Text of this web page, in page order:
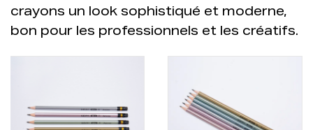
crayons un look sophistiqué et moderne,
bon pour les professionnels et les créatifs.